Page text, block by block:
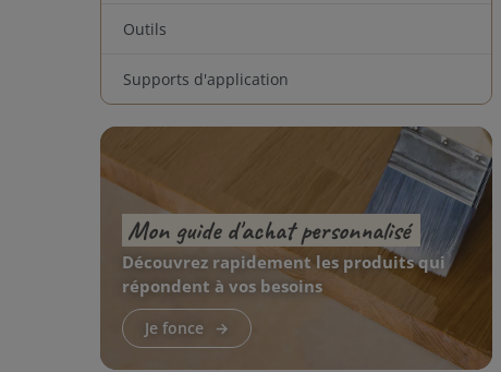
Outils
Supports d'application
Mon guide d'achat personnalisé
Découvrez rapidement les produits qui
répondent à vos besoins
Je fonce